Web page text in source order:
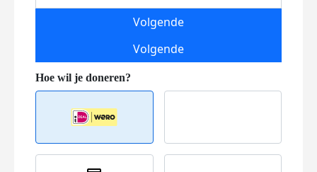
Volgende
Volgende